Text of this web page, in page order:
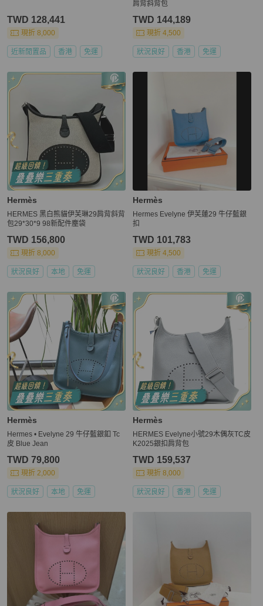
TWD 128,441
現折 8,000
近新閒置品 香港 免運
肩背斜背包
TWD 144,189
現折 4,500
狀況良好 香港 免運
Hermès
HERMES 黑白熊貓伊芙琳29肩背斜背
包29*30*9 98新配件塵袋
TWD 156,800
現折 8,000
狀況良好 本地 免運
Hermès
Hermes Evelyne 伊芙蓮29 牛仔藍銀
扣
TWD 101,783
現折 4,500
狀況良好 香港 免運
Hermès
Hermes • Evelyne 29 牛仔藍銀釦 Tc
皮 Blue Jean
TWD 79,800
現折 2,000
狀況良好 本地 免運
Hermès
HERMES Evelyne小號29木偶灰TC皮
K2025銀扣肩背包
TWD 159,537
現折 8,000
狀況良好 香港 免運